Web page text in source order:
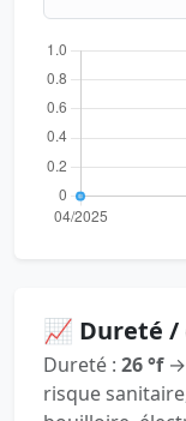
📈 Dureté
Dureté : 26 °f→
risque